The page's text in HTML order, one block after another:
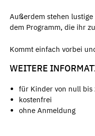
Außerdem stehen
dem Programm, die ihr
Kommt einfach vorbei
WEITERE
für Kinder von null
kostenfrei
ohne Anmeldung